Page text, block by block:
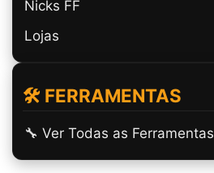
Nicks FF
Lojas
🛠️ FERRAMENTAS
🔧 Ver Todas as Ferramentas